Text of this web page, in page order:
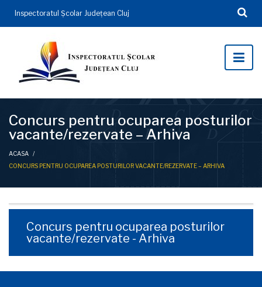
Inspectoratul Şcolar Județean Cluj
Concurs pentru ocuparea posturilor
vacante/rezervate – Arhiva
ACASA /
CONCURS PENTRU OCUPAREA POSTURILOR VACANTE/REZERVATE – ARHIVA
Concurs pentru ocuparea posturilor
vacante/rezervate - Arhiva